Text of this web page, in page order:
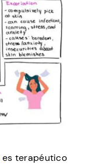
es terapéutico